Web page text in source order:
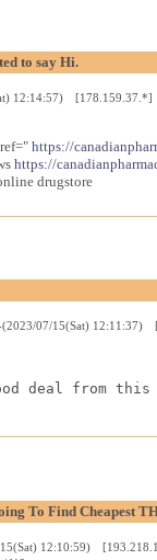
to say Hi.
12:14:57) [178.159.37.*]
https://
https://
drugstore
(2023/07/15(Sat) 12:11:37)
deal from this
To Find Cheapest
12:10:59)